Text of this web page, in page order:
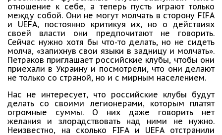
отношение к себе, а теперь пусть играют только
между собой. Они не могут молчать в сторону FIFA
и UEFA, постоянно критикуя их, но о действиях
своей власти они предпочитают не говорить.
Сейчас нужно хотя бы что-то делать, но не сидеть
молча, «запихнув свои языки в задницу и молчать».
Петраков приглашает российские клубы, чтобы они
приехали в Украину и посмотрели, что они делают
не только со страной, но и с мирным населением.
Нас не интересует, что российские клубы будут
делать со своими легионерами, которым платят
огромные суммы. О них даже говорить нет
желания и злорадствовать над ними не нужно.
Неизвестно, на сколько FIFA и UEFA отстранили